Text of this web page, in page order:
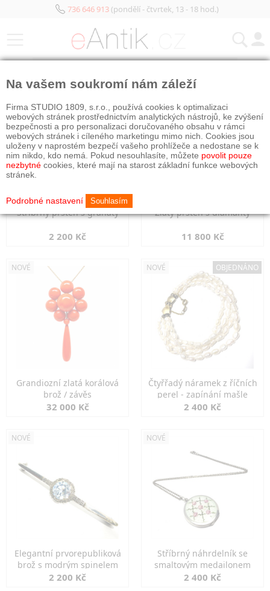
736 646 913(pondělí - čtvrtek, 13 - 18 hod.)
Stříbrný prsten s granáty
2 200 Kč
Zlatý prsten s diamanty
11 800 Kč
NOVÉ
Grandiozní zlatá korálová
brož / závěs
32 000 Kč
NOVÉ OBJEDNÁNO
Čtyřřadý náramek z říčních
perel - zapínání mašle
2 400 Kč
NOVÉ
Elegantní prvorepubliková
brož s modrým spinelem
2 200 Kč
NOVÉ
Stříbrný náhrdelník se
smaltovým medailonem
2 400 Kč
Na vašem soukromí nám záleží
Firma STUDIO 1809, s.r.o., používá cookies k optimalizaci
webových stránek prostřednictvím analytických nástrojů, ke zvýšení
bezpečnosti a pro personalizaci doručovaného obsahu v rámci
webových stránek i cíleného marketingu mimo nich. Cookies jsou
uloženy v naprostém bezpečí vašeho prohlížeče a nedostane se k
nim nikdo, kdo nemá. Pokud nesouhlasíte, můžete povolit pouze
nezbytné cookies, které mají na starost základní funkce webových
stránek.
Podrobné nastavení Souhlasím